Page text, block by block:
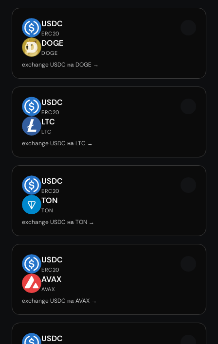
USDC
ERC20
DOGE
DOGE
exchange USDC на DOGE →
USDC
ERC20
LTC
LTC
exchange USDC на LTC →
USDC
ERC20
TON
TON
exchange USDC на TON →
USDC
ERC20
AVAX
AVAX
exchange USDC на AVAX →
USDC